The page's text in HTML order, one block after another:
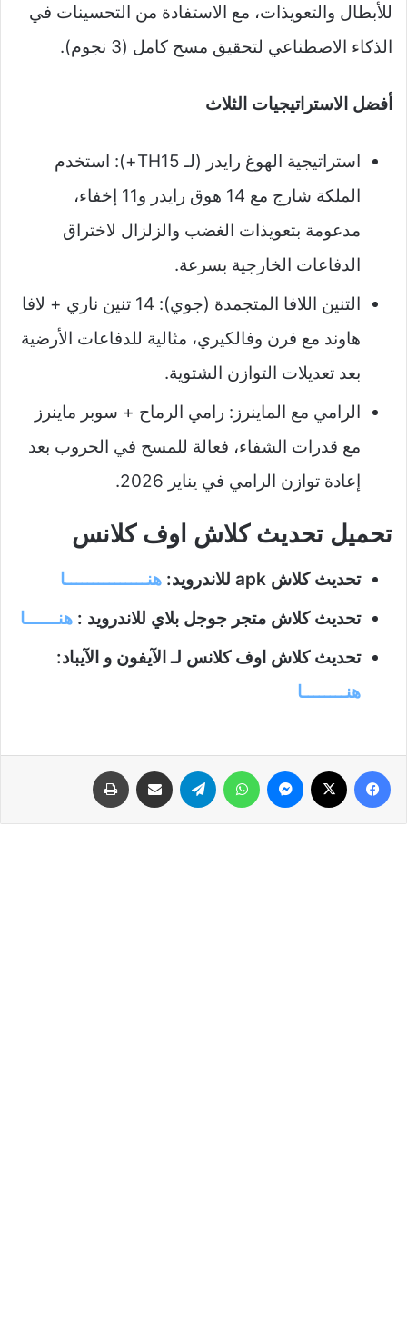
للأبطال والتعويذات، مع الاستفادة من التحسينات في
الذكاء الاصطناعي لتحقيق مسح كامل (3 نجوم).
أفضل الاستراتيجيات الثلاث
استراتيجية الهوغ رايدر (لـ TH15+): استخدم
الملكة شارج مع 14 هوق رايدر و11 إخفاء،
مدعومة بتعويذات الغضب والزلزال لاختراق
الدفاعات الخارجية بسرعة.
التنين اللافا المتجمدة (جوي): 14 تنين ناري + لافا
هاوند مع فرن وفالكيري، مثالية للدفاعات الأرضية
بعد تعديلات التوازن الشتوية.
الرامي مع الماينرز: رامي الرماح + سوبر ماينرز
مع قدرات الشفاء، فعالة للمسح في الحروب بعد
إعادة توازن الرامي في يناير 2026.
تحميل تحديث كلاش اوف كلانس
تحديث كلاش apk للاندرويد:
هنـــــــــــــــا
تحديث كلاش متجر جوجل بلاي للاندرويد : هنــــــا
تحديث كلاش اوف كلانس لـ الآيفون و الآيباد:
هنــــــــا
فيسبوك ماسنجر واتساب تيلقرام مشاركة عبر البريد